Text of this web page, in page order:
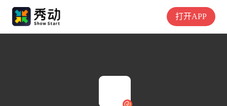
打开APP